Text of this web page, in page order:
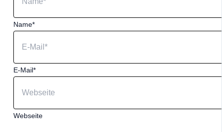
Name*
E-Mail*
Webseite